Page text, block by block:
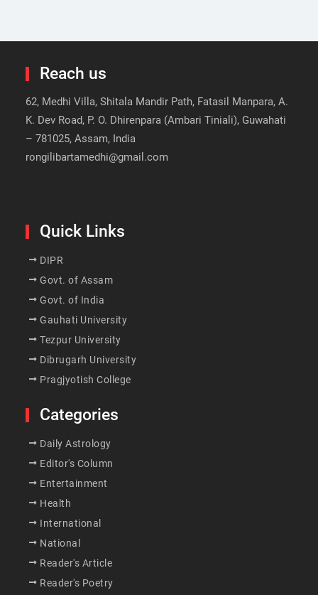
Reach us
62, Medhi Villa, Shitala Mandir Path, Fatasil Manpara, A.
K. Dev Road, P. O. Dhirenpara (Ambari Tiniali), Guwahati
– 781025, Assam, India
rongilibartamedhi@gmail.com
Quick Links
DIPR
Govt. of Assam
Govt. of India
Gauhati University
Tezpur University
Dibrugarh University
Pragjyotish College
Categories
Daily Astrology
Editor's Column
Entertainment
Health
International
National
Reader's Article
Reader's Poetry